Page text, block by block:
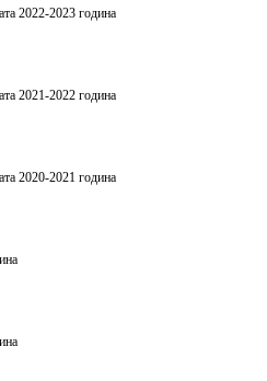
2022-2023 година
2021-2022 година
2020-2021 година